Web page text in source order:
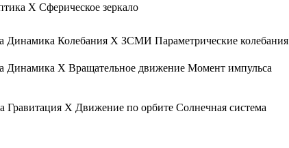
X Сферическое зеркало
Динамика Колебания X ЗСМИ Параметрические колебания
Динамика X Вращательное движение Момент импульса
Гравитация X Движение по орбите Солнечная система